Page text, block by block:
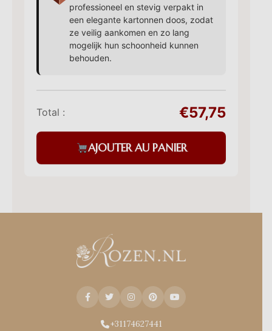
professioneel en stevig verpakt in
een elegante kartonnen doos, zodat
ze veilig aankomen en zo lang
mogelijk hun schoonheid kunnen
behouden.
Total : €57,75
AJOUTER AU PANIER
+31174627441